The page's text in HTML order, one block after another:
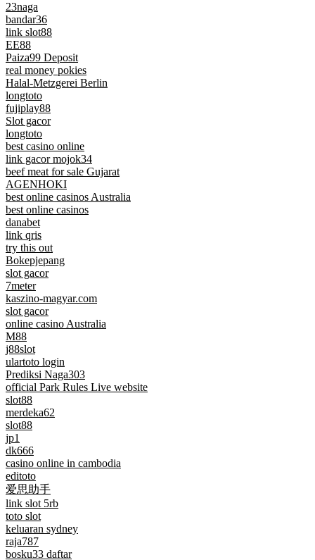
23naga
bandar36
link slot88
EE88
Paiza99 Deposit
real money pokies
Halal-Metzgerei Berlin
longtoto
fujiplay88
Slot gacor
longtoto
best casino online
link gacor mojok34
beef meat for sale Gujarat
AGENHOKI
best online casinos Australia
best online casinos
danabet
link qris
try this out
Bokepjepang
slot gacor
7meter
kaszino-magyar.com
slot gacor
online casino Australia
M88
j88slot
ulartoto login
Prediksi Naga303
official Park Rules Live website
slot88
merdeka62
slot88
jp1
dk666
casino online in cambodia
editoto
爱思助手
link slot 5rb
toto slot
keluaran sydney
raja787
bosku33 daftar